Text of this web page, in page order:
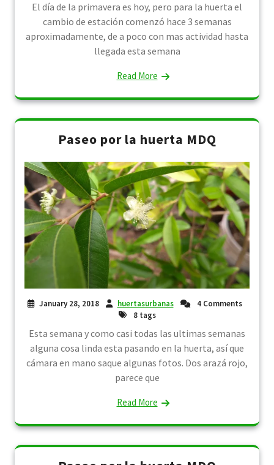
El día de la primavera es hoy, pero para la huerta el
cambio de estación comenzó hace 3 semanas
aproximadamente, de a poco con mas actividad hasta
llegada esta semana
Read More
Paseo por la huerta MDQ
January 28, 2018 huertasurbanas
4 Comments
8 tags
Esta semana y como casi todas las ultimas semanas
alguna cosa linda esta pasando en la huerta, así que
cámara en mano saque algunas fotos. Dos arazá rojo,
parece que
Read More